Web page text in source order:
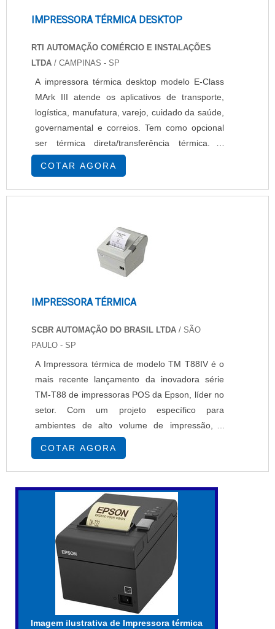
IMPRESSORA TÉRMICA DESKTOP
RTI AUTOMAÇÃO COMÉRCIO E INSTALAÇÕES
LTDA / CAMPINAS - SP
A impressora térmica desktop modelo E-Class
MArk III atende os aplicativos de transporte,
logística, manufatura, varejo, cuidado da saúde,
governamental e correios. Tem como opcional
ser térmica direta/transferência térmica. A
impressora térmica desktop está disponível em
quatro modelos distintos: Basic, Advanced,
Professional, Professional+. Conheça mais
COTAR AGORA
IMPRESSORA TÉRMICA
SCBR AUTOMAÇÃO DO BRASIL LTDA / SÃO
PAULO - SP
A Impressora térmica de modelo TM T88IV é o
mais recente lançamento da inovadora série
TM-T88 de impressoras POS da Epson, líder no
setor. Com um projeto específico para
ambientes de alto volume de impressão, a
Impressora térmica apresenta mais velocidade
e confiabilidade do que nunca. Ela oferece uma
impressão de textos e gráficos 25% mais rápida
do que a sua antecessora, e novos recursos
que facilitam ainda mais a sua utilização. A Im...
COTAR AGORA
Imagem ilustrativa de Impressora térmica